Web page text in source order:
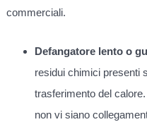
commerciali.
Defangatore lento o
residui chimici presenti
trasferimento del
non vi siano